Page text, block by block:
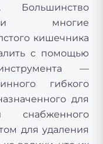
и многие
кишечника
с помощью
—
гибкого
для
для удаления